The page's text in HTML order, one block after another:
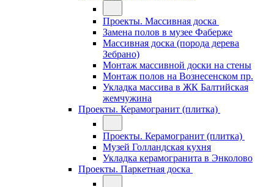
Проекты. Массивная доска
Замена полов в музее Фаберже
Массивная доска (порода дерева
Зебрано)
Монтаж массивной доски на стены
Монтаж полов на Вознесенском пр.
Укладка массива в ЖК Балтийская
жемчужина
Проекты. Керамогранит (плитка)
Проекты. Керамогранит (плитка)
Музей Голландская кухня
Укладка керамогранита в Энколово
Проекты. Паркетная доска